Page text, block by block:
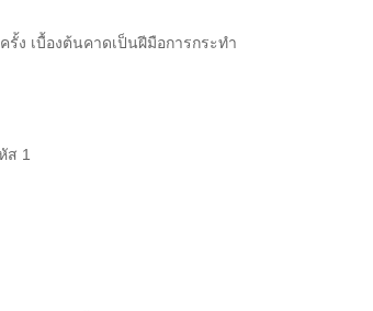
ง เบื้องต้นคาดเป็นฝีมือการกระทำ
ส 1